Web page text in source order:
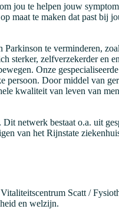
jou te helpen jouw
maat te maken dat past bij
te verminderen,
sterker, zelfverzekerder en
Onze
Door middel van
kwaliteit van leven van
netwerk bestaat o.a. uit
van het Rijnstate
Scatt /
en welzijn.